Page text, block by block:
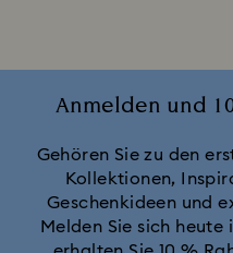
Captain Marvel
Cheshire Cat Accessoires und
Anmelden und
Gehören Sie zu den
Kollektionen,
Geschenkideen und
Melden Sie sich heute